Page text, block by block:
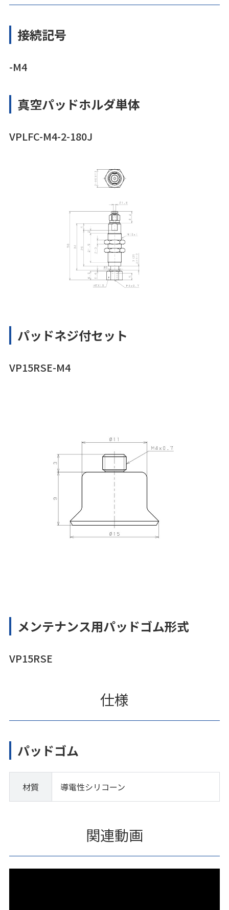
接続記号
-M4
真空パッドホルダ単体
VPLFC-M4-2-180J
パッドネジ付セット
VP15RSE-M4
メンテナンス用パッドゴム形式
VP15RSE
仕様
パッドゴム
材質 導電性シリコーン
関連動画